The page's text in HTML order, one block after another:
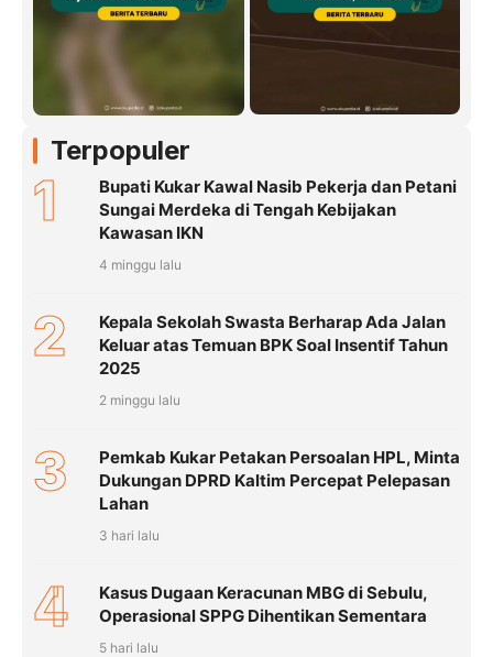
Terpopuler
1
Bupati Kukar Kawal Nasib Pekerja dan Petani
Sungai Merdeka di Tengah Kebijakan
Kawasan IKN
4 minggu lalu
2
Kepala Sekolah Swasta Berharap Ada Jalan
Keluar atas Temuan BPK Soal Insentif Tahun
2025
2 minggu lalu
3
Pemkab Kukar Petakan Persoalan HPL, Minta
Dukungan DPRD Kaltim Percepat Pelepasan
Lahan
3 hari lalu
4
Kasus Dugaan Keracunan MBG di Sebulu,
Operasional SPPG Dihentikan Sementara
5 hari lalu